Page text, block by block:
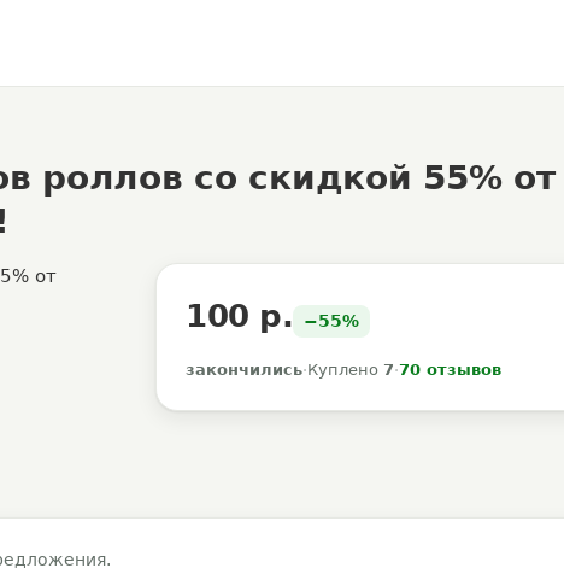
роллов со скидкой 55% от
100 р. −55%
закончились·Куплено 7·70 отзывов